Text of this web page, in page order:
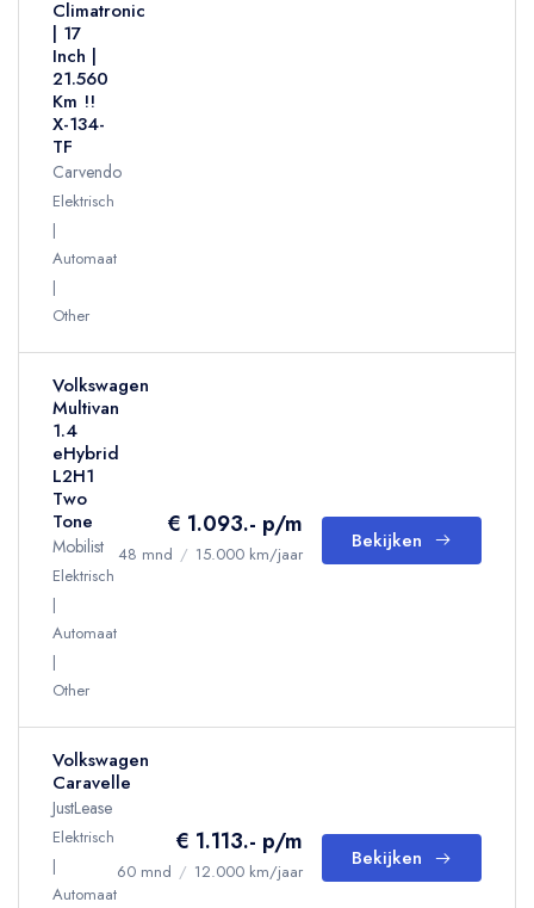
Climatronic
| 17
Inch |
21.560
Km !!
X-134-
TF
Carvendo
Elektrisch
Automaat
Other
Volkswagen
Multivan
1.4
eHybrid
L2H1
Two
Tone
Mobilist
Elektrisch
Automaat
Other
€ 1.093.- p/m
48 mnd / 15.000 km/jaar
Bekijken
Volkswagen
Caravelle
JustLease
Elektrisch
Automaat
€ 1.113.- p/m
60 mnd / 12.000 km/jaar
Bekijken